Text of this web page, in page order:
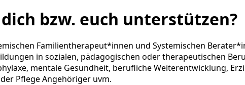
bzw. euch unterstützen?
Familientherapeut*innen und Systemischen
in sozialen, pädagogischen oder therapeutischen
mentale Gesundheit, berufliche Weiterentwicklung,
Pflege Angehöriger uvm.